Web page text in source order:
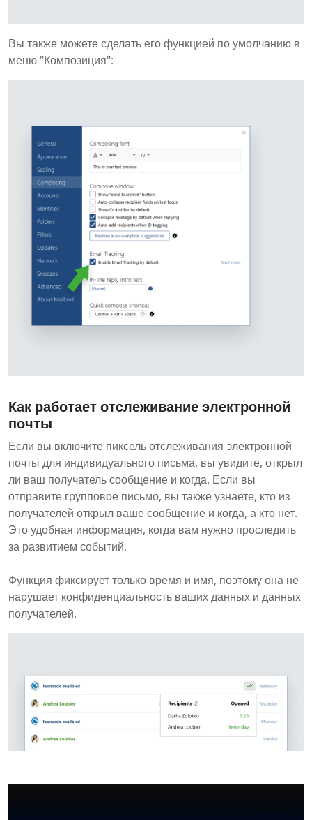
Вы также можете сделать его функцией по умолчанию в
меню "Композиция":
Как работает отслеживание электронной
почты
Если вы включите пиксель отслеживания электронной
почты для индивидуального письма, вы увидите, открыл
ли ваш получатель сообщение и когда. Если вы
отправите групповое письмо, вы также узнаете, кто из
получателей открыл ваше сообщение и когда, а кто нет.
Это удобная информация, когда вам нужно проследить
за развитием событий.
Функция фиксирует только время и имя, поэтому она не
нарушает конфиденциальность ваших данных и данных
получателей.